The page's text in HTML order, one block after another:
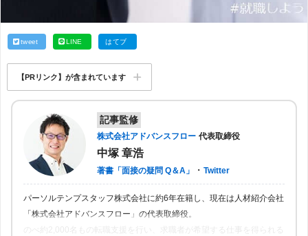
tweet LINE はてブ
【PRリンク】が含まれています
記事監修
株式会社アドバンスフロー 代表取締役
中塚 章浩
著書「面接の疑問 Q＆A」 ・ Twitter
パーソルテンプスタッフ株式会社に約6年在籍し、現在は人材紹介会社
「株式会社アドバンスフロー」の代表取締役。